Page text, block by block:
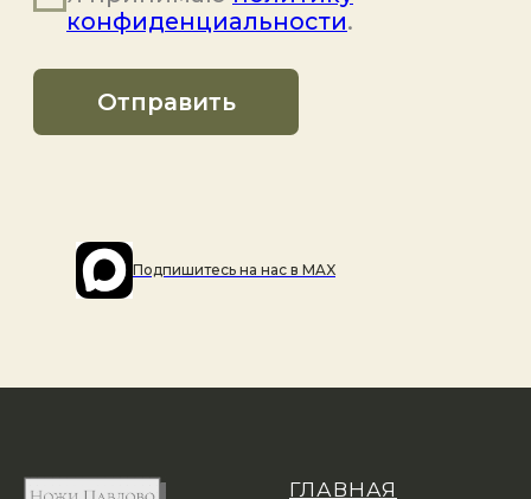
Подпишитесь на наc в MAX
ГЛАВНАЯ